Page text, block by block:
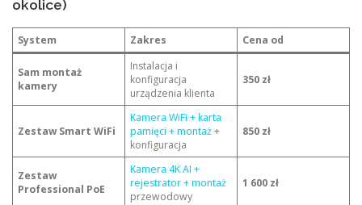
okolice)
System Zakres Cena od
Sam montaż
kamery
Instalacja i
konfiguracja
urządzenia klienta
350 zł
Zestaw Smart WiFi
Kamera WiFi + karta
pamięci + montaż+
konfiguracja
850 zł
Zestaw
Professional PoE
Kamera 4K AI +
rejestrator + montaż
przewodowy
1 600 zł